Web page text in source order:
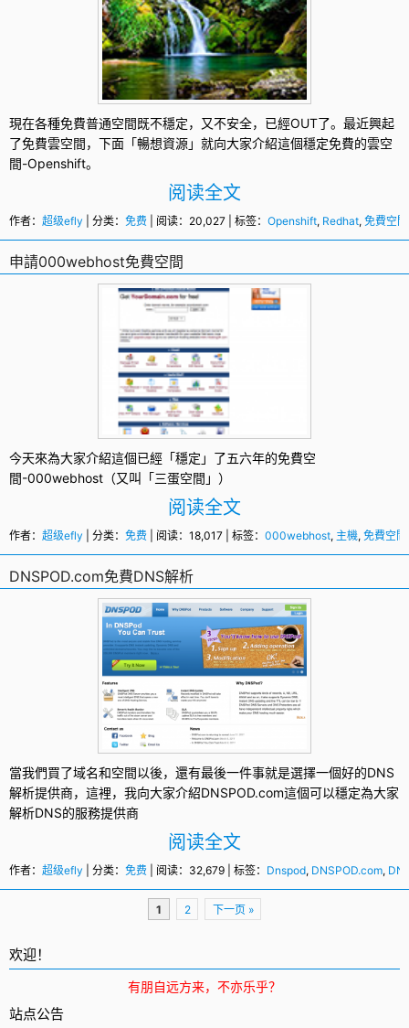
現在各種免費普通空間既不穩定，又不安全，已經OUT了。最近興起
了免費雲空間，下面「暢想資源」就向大家介紹這個穩定免費的雲空
間-Openshift。
阅读全文
作者： 超级efly | 分类： 免费 | 阅读：20,027 | 标签： Openshift, Redhat, 免費空間
申請000webhost免費空間
今天來為大家介紹這個已經「穩定」了五六年的免費空
間-000webhost （又叫「三蛋空間」）
阅读全文
作者： 超级efly | 分类： 免费 | 阅读：18,017 | 标签： 000webhost, 主機, 免費空間
DNSPOD.com免費DNS解析
當我們買了域名和空間以後，還有最後一件事就是選擇一個好的DNS
解析提供商，這裡，我向大家介紹DNSPOD.com這個可以穩定為大家
解析DNS的服務提供商
阅读全文
作者： 超级efly | 分类： 免费 | 阅读：32,679 | 标签： Dnspod, DNSPOD.com,
导
航
1 2 下一页 »
欢迎！
有朋自远方来，不亦乐乎？
站点公告